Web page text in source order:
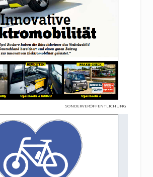
SONDERVERÖFFENTLICHUNG